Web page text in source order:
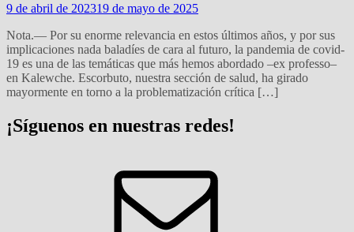
9 de abril de 202319 de mayo de 2025
Nota.— Por su enorme relevancia en estos últimos años, y por sus
implicaciones nada baladíes de cara al futuro, la pandemia de covid-
19 es una de las temáticas que más hemos abordado –ex professo–
en Kalewche. Escorbuto, nuestra sección de salud, ha girado
mayormente en torno a la problematización crítica […]
¡Síguenos en nuestras redes!